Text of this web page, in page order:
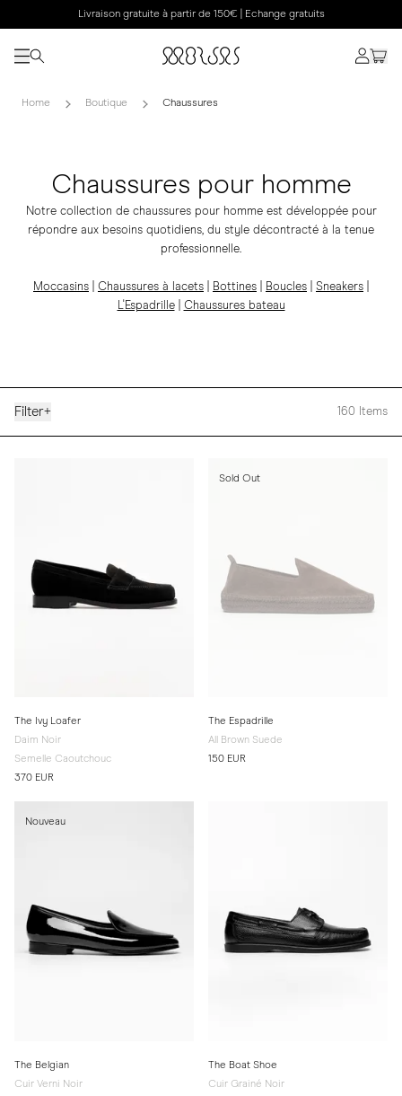
Livraison gratuite à partir de 150€ | Echange gratuits
Home Boutique Chaussures
Chaussures pour homme
Notre collection de chaussures pour homme est développée pour
répondre aux besoins quotidiens, du style décontracté à la tenue
professionnelle.
Moccasins Chaussures à lacets Bottines Boucles Sneakers
L'Espadrille| Chaussures bateau
Filter+ 160 Items
The Ivy Loafer
Daim Noir
Semelle Caoutchouc
370 EUR
Sold Out
The Espadrille
All Brown Suede
150 EUR
Nouveau
The Belgian
Cuir Verni Noir
The Boat Shoe
Cuir Grainé Noir